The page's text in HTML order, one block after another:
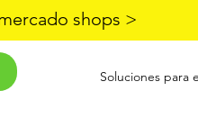
shops >
Soluciones para